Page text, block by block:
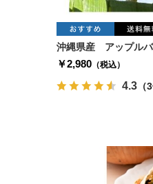
沖縄県産 アップル
￥2,980 （税込）
4.3 （